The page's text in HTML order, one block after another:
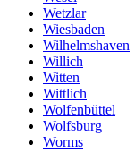
Wetzlar
Wiesbaden
Wilhelmshaven
Willich
Witten
Wittlich
Wolfenbüttel
Wolfsburg
Worms